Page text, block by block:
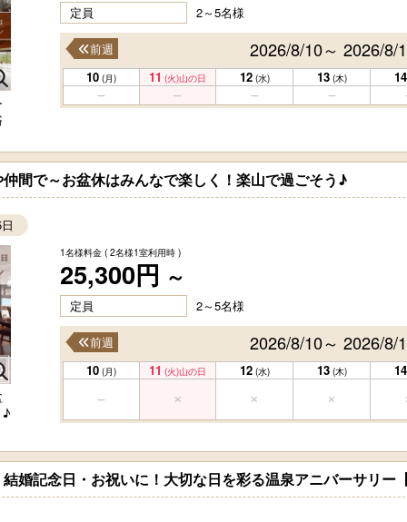
定員 2～5名様
2026/8/10～ 2026/8/
前週
10 (月) 11 (火)山の日 12 (水) 13 (木) 14
間で～お盆休はみんなで楽しく！楽山で過ごそう♪
♪
1名様料金 ( 2名様1室利用時 )
25,300円 ～
定員 2～5名様
2026/8/10～ 2026/8/
前週
10 (月) 11 (火)山の日 12 (水) 13 (木) 14
婚記念日・お祝いに！大切な日を彩る温泉アニバーサリー